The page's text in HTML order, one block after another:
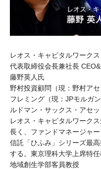
レオス・キャピタルワークス
代表取締役会長兼社長
藤野英人氏
野村投資顧問（現：野村ア
フレミング（現：JPモルガ
ルドマン・サックス・アセ
レオス・キャピタルワーク
長く、ファンドマネージャ
信託「ひふみ」シリーズ最
する。東京理科大学上席特
地域創生学部客員教授